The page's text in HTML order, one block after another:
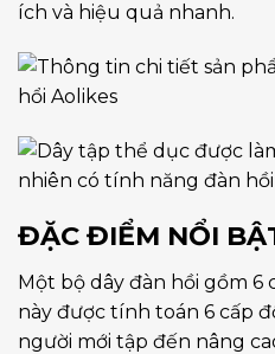
ích và hiệu quả nhanh.
ĐẶC ĐIỂM NỔI
Một bộ dây đàn hồi gồm 6
này được tính toán 6 cấp
người mới tập đến nâng